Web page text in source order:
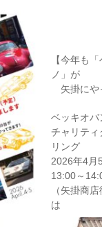
【今年も
ノ」が
矢掛にや
ベッキオ
チャリテ
リング
2026年4月
13:00～
（矢掛商
は